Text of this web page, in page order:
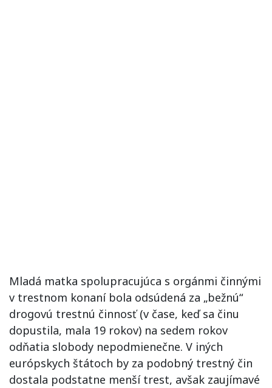
Mladá matka spolupracujúca s orgánmi činnými
v trestnom konaní bola odsúdená za „bežnú“
drogovú trestnú činnosť (v čase, keď sa činu
dopustila, mala 19 rokov) na sedem rokov
odňatia slobody nepodmienečne. V iných
európskych štátoch by za podobný trestný čin
dostala podstatne menší trest, avšak zaujímavé